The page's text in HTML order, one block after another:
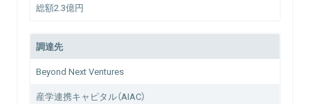
総額2.3億円
調達先
Beyond Next Ventures
産学連携キャピタル（AIAC）